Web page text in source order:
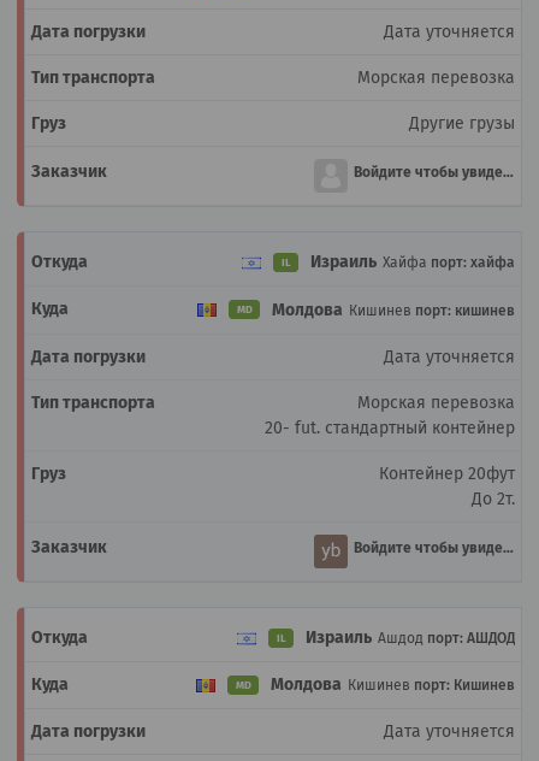
Дата уточняется
Морская перевозка
Другие грузы
Войдите чтобы увидеть
IL Израиль Хайфа порт: хайфа
MD Молдова Кишинев порт: кишинев
Дата уточняется
Морская перевозка
20- fut. стандартный контейнер
Контейнер 20фут
До 2т.
Войдите чтобы увидеть
IL Израиль Ашдод порт: АШДОД
MD Молдова Кишинев порт: Кишинев
Дата уточняется